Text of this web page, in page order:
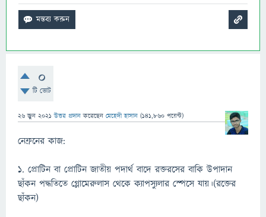
0
টি ভোট
26 জুন 2021 উত্তর প্রদান করেছেন মেহেদী হাসান (141,860 পয়েন্ট)
নেফ্রনের কাজ:
১. প্রোটিন বা প্রোটিন জাতীয় পদার্থ বাদে রক্তরসের বাকি উপাদান
ছাঁকন পদ্ধতিতে গ্লোমেরুলাস থেকে ক্যাপস্যুলার স্পেসে যায়।(রক্তের
ছাঁকন)